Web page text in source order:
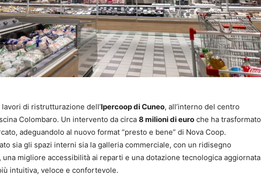
di ristrutturazione dell’Ipercoop di Cuneo, all’interno del centro
Colombaro. Un intervento da circa 8 milioni di euro che ha trasformato
adeguandolo al nuovo format “presto e bene” di Nova Coop.
sia gli spazi interni sia la galleria commerciale, con un ridisegno
migliore accessibilità ai reparti e una dotazione tecnologica aggiornata
intuitiva, veloce e confortevole.